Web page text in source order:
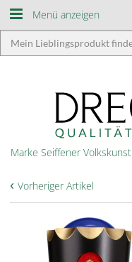
Menü anzeigen
Marke Seiffener Volkskunst
‹ Vorheriger Artikel